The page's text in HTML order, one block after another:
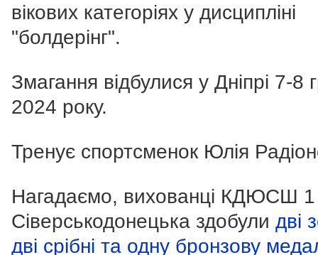
вікових категоріях у дисципліні
"болдерінг".
Змагання відбулися у Дніпрі 7-8
2024 року.
Тренує спортсменок Юлія
Нагадаємо, вихованці КДЮСШ 1
Сіверськодонецька здобули дві
дві срібні та одну бронзову